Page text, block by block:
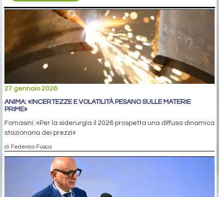
27 gennaio 2026
ANIMA: «INCERTEZZE E VOLATILITÀ PESANO SULLE MATERIE
PRIME»
Fornasini: «Per la siderurgia il 2026 prospetta una diffusa dinamica
stazionaria dei prezzi»
di Federico Fusca